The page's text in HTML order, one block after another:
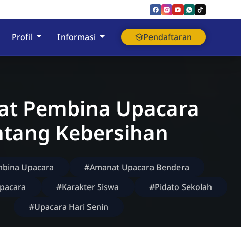
Profil Informasi Pendaftaran
Pembina Upacara
Kebersihan
Upacara
#Amanat Upacara Bendera
#Karakter Siswa
#Pidato Sekolah
#Upacara Hari Senin